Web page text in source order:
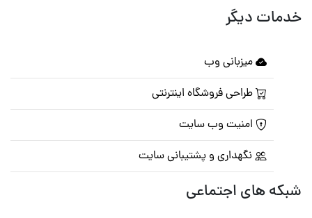
خدمات دیگر
میزبانی وب
طراحی فروشگاه اینترنتی
امنیت وب سایت
نگهداری و پشتیبانی سایت
شبکه های اجتماعی